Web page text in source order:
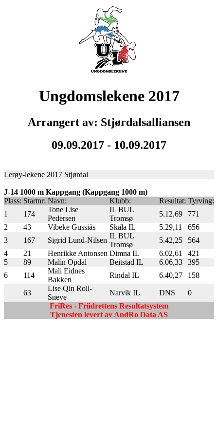
Ungdomslekene 2017
Arrangert av: Stjørdalsalliansen
09.09.2017 - 10.09.2017
Lerøy-lekene 2017 Stjørdal
J-14 1000 m Kappgang (Kappgang 1000 m)
Plass: Startnr: Navn: Klubb: Resultat: Tyrving:
1
174
Tone Lise
Pedersen
IL BUL
Tromsø
5.12,69
771
2
43 Vibeke Gussiås Skåla IL 5.29,11
656
3
167 Sigrid Lund-Nilsen
IL BUL
Tromsø
5.42,25
564
4
21 Henrikke Antonsen Dimna IL 6.02,61
421
5
89 Malin Opdal Beitstad IL 6.06,33
395
6
114
Mali Eidnes
Bakken
Rindal IL 6.40,27 158
63
Lise Qin Roll-
Sneve
Narvik IL DNS
0
FriRes - Friidrettens Resultatsystem
Tjenesten levert av AndRo Data AS